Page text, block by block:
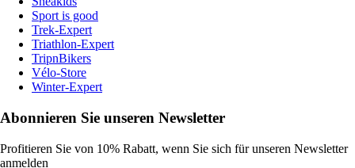
Sport is good
Trek-Expert
Triathlon-Expert
TripnBikers
Vélo-Store
Winter-Expert
Abonnieren Sie unseren Newsletter
Profitieren Sie von 10% Rabatt, wenn Sie sich für unseren Newsletter
anmelden